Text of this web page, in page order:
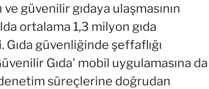
güvenilir gıdaya ulaşmasının
ortalama 1,3 milyon gıda
güvenliğinde şeffaflığı
Gıda' mobil uygulamasına da
süreçlerine doğrudan